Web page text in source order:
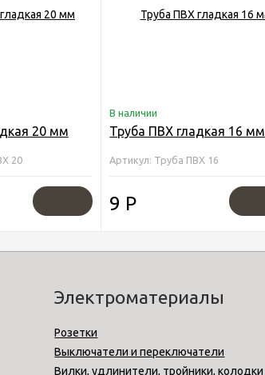
20 мм
20
В наличии
Труба ПВХ гладкая 16 мм
Артикул: Труба ПВХ 16
9 Р
Электроматериалы
Розетки
Выключатели и переключатели
Вилки, удлинители, тройники, колодки